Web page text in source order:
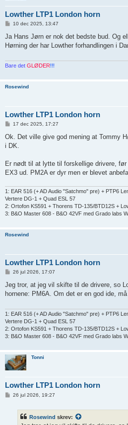
Lowther LTP1 London horn
d
æ
10 dec 2025, 13:47
Ja Hans Jørn er nok det bedste bud. Og
Hørning der har Lowther forhandlingen i
Bare det GLØDER!!!
Rosewind
Lowther LTP1 London horn
d
æ
17 dec 2025, 17:27
Ok. Det ville give god mening at Tommy
i DK.
Er nødt til at lytte til forskellige drivere,
EX3 ud. PM2A er dyr men er blevet
1: EAR 516 (+ AD Audio "Satchmo" pre) + PTP6
Vertere DG-1 + Quad ESL 57
2: Ortofon KS591 + Thorens TD-135/BTD12S +
3: B&O Master 608 - B&O 42VF med Grado labs
Rosewind
Lowther LTP1 London horn
d
æ
26 jul 2026, 17:07
Jeg tror, at jeg vil skifte til de drivere, so
hornene: PM6A. Om det er en god ide,
1: EAR 516 (+ AD Audio "Satchmo" pre) + PTP6
Vertere DG-1 + Quad ESL 57
2: Ortofon KS591 + Thorens TD-135/BTD12S +
3: B&O Master 608 - B&O 42VF med Grado labs
Tonni
Lowther LTP1 London horn
26 jul 2026, 19:27
Rosewind skrev: